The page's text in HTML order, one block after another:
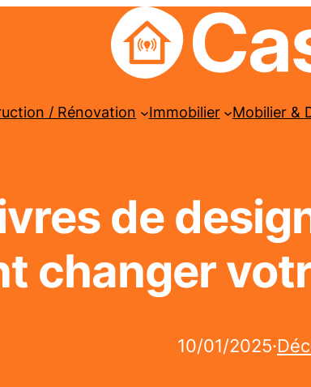
/ Rénovation Immobilier Mobilier &
de
changer
10/01/2025·